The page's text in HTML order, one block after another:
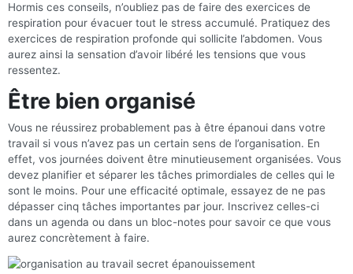
Hormis ces conseils, n’oubliez pas de faire des exercices de
respiration pour évacuer tout le stress accumulé. Pratiquez des
exercices de respiration profonde qui sollicite l’abdomen. Vous
aurez ainsi la sensation d’avoir libéré les tensions que vous
ressentez.
Être bien organisé
Vous ne réussirez probablement pas à être épanoui dans votre
travail si vous n’avez pas un certain sens de l’organisation. En
effet, vos journées doivent être minutieusement organisées. Vous
devez planifier et séparer les tâches primordiales de celles qui le
sont le moins. Pour une efficacité optimale, essayez de ne pas
dépasser cinq tâches importantes par jour. Inscrivez celles-ci
dans un agenda ou dans un bloc-notes pour savoir ce que vous
aurez concrètement à faire.